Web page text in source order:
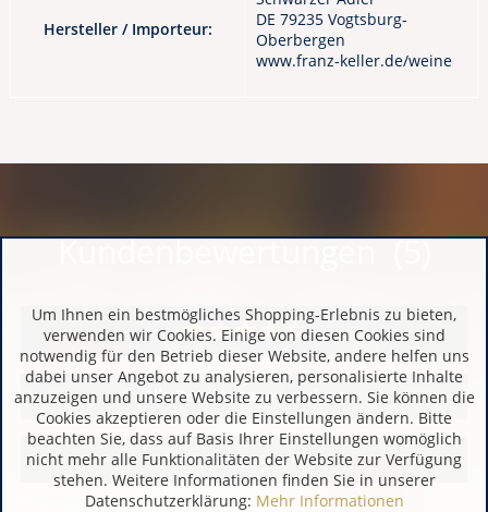
Hersteller / Importeur:
DE 79235 Vogtsburg-
Oberbergen
www.franz-keller.de/weine
Kundenbewertungen (5)
Alle Bewertungen anzeigen
Bewertung schreiben
Um Ihnen ein bestmögliches Shopping-Erlebnis zu bieten,
verwenden wir Cookies. Einige von diesen Cookies sind
notwendig für den Betrieb dieser Website, andere helfen uns
dabei unser Angebot zu analysieren, personalisierte Inhalte
anzuzeigen und unsere Website zu verbessern. Sie können die
Cookies akzeptieren oder die Einstellungen ändern. Bitte
beachten Sie, dass auf Basis Ihrer Einstellungen womöglich
nicht mehr alle Funktionalitäten der Website zur Verfügung
stehen. Weitere Informationen finden Sie in unserer
Datenschutzerklärung: Mehr Informationen